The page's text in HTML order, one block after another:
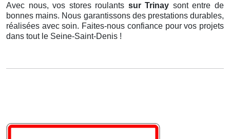
Avec nous, vos stores roulants sur Trinay sont entre de
bonnes mains. Nous garantissons des prestations durables,
réalisées avec soin. Faites-nous confiance pour vos projets
dans tout le Seine-Saint-Denis !